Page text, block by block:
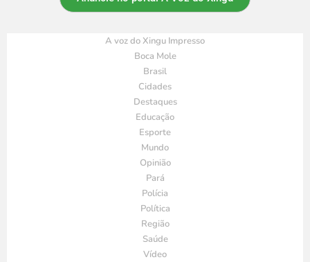
A voz do Xingu Impresso
Boca Mole
Brasil
Cidades
Destaques
Educação
Esporte
Mundo
Opinião
Pará
Polícia
Política
Região
Saúde
Vídeo